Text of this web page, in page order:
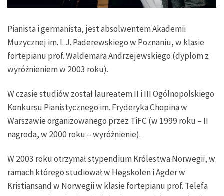
Pianista i germanista, jest absolwentem Akademii
Muzycznej im. I. J. Paderewskiego w Poznaniu, w klasie
fortepianu prof. Waldemara Andrzejewskiego (dyplom z
wyróżnieniem w 2003 roku).
W czasie studiów został laureatem II i III Ogólnopolskiego
Konkursu Pianistycznego im. Fryderyka Chopina w
Warszawie organizowanego przez TiFC (w 1999 roku – II
nagroda, w 2000 roku – wyróżnienie).
W 2003 roku otrzymał stypendium Królestwa Norwegii, w
ramach którego studiował w Høgskolen i Agder w
Kristiansand w Norwegii w klasie fortepianu prof. Telefa